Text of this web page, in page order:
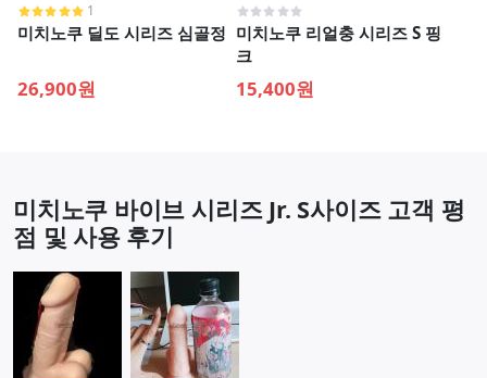
1
미치노쿠 딜도 시리즈 심골정
26,900원
미치노쿠 리얼충 시리즈 S 핑
크
15,400원
미치노쿠 바이브 시리즈 Jr. S사이즈 고객 평
점 및 사용 후기